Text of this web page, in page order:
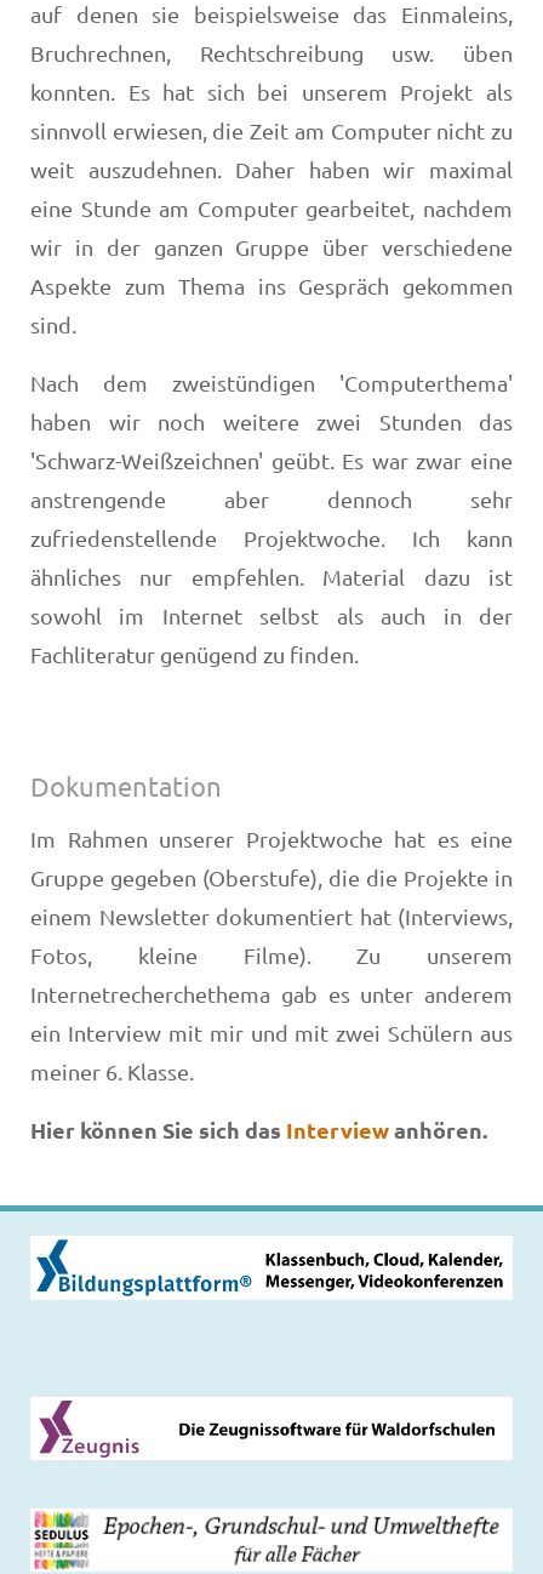
auf denen sie beispielsweise das Einmaleins,
Bruchrechnen, Rechtschreibung usw. üben
konnten. Es hat sich bei unserem Projekt als
sinnvoll erwiesen, die Zeit am Computer nicht zu
weit auszudehnen. Daher haben wir maximal
eine Stunde am Computer gearbeitet, nachdem
wir in der ganzen Gruppe über verschiedene
Aspekte zum Thema ins Gespräch gekommen
sind.
Nach dem zweistündigen 'Computerthema'
haben wir noch weitere zwei Stunden das
'Schwarz-Weißzeichnen' geübt. Es war zwar eine
anstrengende aber dennoch sehr
zufriedenstellende Projektwoche. Ich kann
ähnliches nur empfehlen. Material dazu ist
sowohl im Internet selbst als auch in der
Fachliteratur genügend zu finden.
Dokumentation
Im Rahmen unserer Projektwoche hat es eine
Gruppe gegeben (Oberstufe), die die Projekte in
einem Newsletter dokumentiert hat (Interviews,
Fotos, kleine Filme). Zu unserem
Internetrecherchethema gab es unter anderem
ein Interview mit mir und mit zwei Schülern aus
meiner 6. Klasse.
Hier können Sie sich das Interviewanhören.